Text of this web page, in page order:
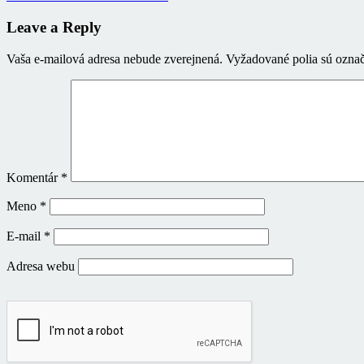
Leave a Reply
Vaša e-mailová adresa nebude zverejnená. Vyžadované polia sú
Komentár *
Meno *
E-mail *
Adresa webu